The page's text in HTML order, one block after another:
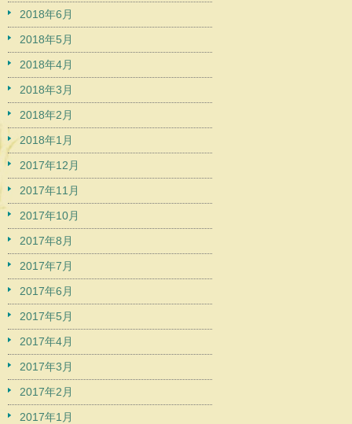
2018年6月
2018年5月
2018年4月
2018年3月
2018年2月
2018年1月
2017年12月
2017年11月
2017年10月
2017年8月
2017年7月
2017年6月
2017年5月
2017年4月
2017年3月
2017年2月
2017年1月